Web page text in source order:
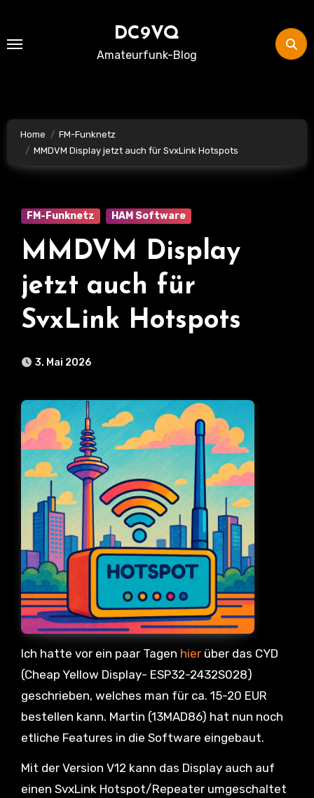
content
DC9VQ
Amateurfunk-Blog
Home
FM-Funknetz
MMDVM Display jetzt auch für SvxLink Hotspots
FM-Funknetz HAM Software
MMDVM Display
jetzt auch für
SvxLink Hotspots
3. Mai 2026
Ich hatte vor ein paar Tagen hierüber das CYD
(Cheap Yellow Display- ESP32-2432S028)
geschrieben, welches man für ca. 15-20 EUR
bestellen kann. Martin (13MAD86) hat nun noch
etliche Features in die Software eingebaut.
Mit der Version V12 kann das Display auch auf
einen SvxLink Hotspot/Repeater umgeschaltet